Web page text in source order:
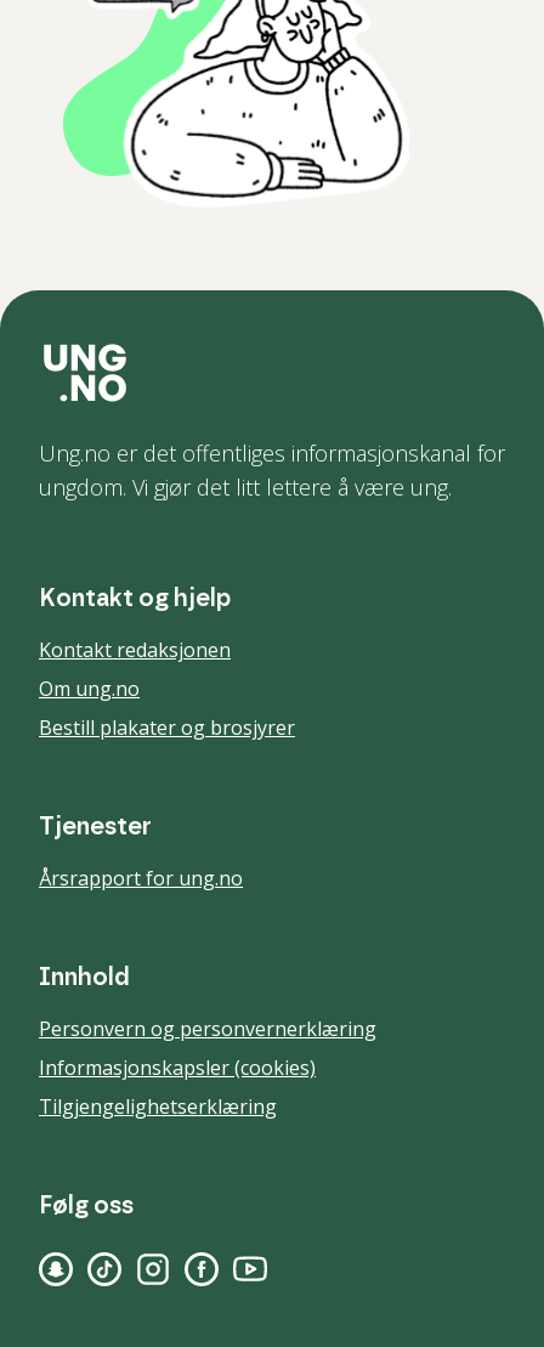
Ung.no er det offentliges informasjonskanal for
ungdom. Vi gjør det litt lettere å være ung.
Kontakt og hjelp
Kontakt redaksjonen
Om ung.no
Bestill plakater og brosjyrer
Tjenester
Årsrapport for ung.no
Innhold
Personvern og personvernerklæring
Informasjonskapsler (cookies)
Tilgjengelighetserklæring
Følg oss